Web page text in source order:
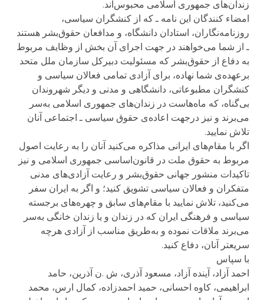
زندان‌های جمهوری اسلامی محبوس‌اند.
امضاء کنندگان اين نامه ـ که از کنشگران سياسی،
روزنامه‌نگاران، استادان دانشگاه، و مدافعان حقوق‌بشر هستند
ـ از شما می‌خواهند در جهت اجرای آن بخش از وظايف مربوط
به دفاع از حقوق‌بشر که مسئوليت دبيرکل سازمان ملل‌ متحد
برعهده‌ی شما نهاده، برای آزادی تمامی فعالان سياسی و
کنشگران مطبوعاتی، دانشگاهی و مدنی و ديگر شهروندان
بی‌گناه، که ماه‌هاست در زندان‌های جمهوری اسلامی به‌سر
می‌برند و نيز درجهت اعاده‌ی حقوق سياسی ـ اجتماعی آنان
تلاش نماييد.
اگر با مقام‌های ايرانی مذاکره می‌کنيد آنان را به رعايت اصول
مربوط به حقوق ملت در قانون‌اساسی جمهوری اسلامی و نيز
تاکيدات منشور جهانی حقوق‌بشر و رعايت آزادی‌های مدنی
متفکران و فعالان سياسی تشويق کنيد؛ و اگر به ايران سفر
می‌کنيد، تلاش نماييد با مقام‌های سابق و چهره‌های برجسته
سياسی و فرهنگی ايران که در زندان و يا زندان ‌خانگی به‌سر
می‌برند ملاقات نموده و به‌طريق مناسب از آزادی هرچه
سريعتر آنان، دفاع کنيد.
با سپاس
احمد آزاد، آينده آزاد، مسعود آذری، ش .ن آذرين، حامد
ابراهيمی، کاوه احسانی، حميد احمدزاده، کمال ارس، محمد